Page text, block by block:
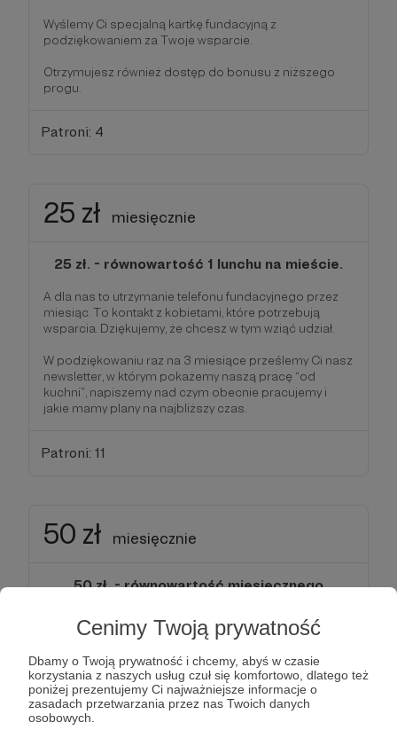
Cenimy Twoją prywatność
Dbamy o Twoją prywatność i chcemy, abyś w czasie
korzystania z naszych usług czuł się komfortowo, dlatego też
poniżej prezentujemy Ci najważniejsze informacje o
zasadach przetwarzania przez nas Twoich danych
osobowych.
Wyślemy Ci specjalną kartkę fundacyjną z
podziękowaniem za Twoje wsparcie.
Otrzymujesz również dostęp do bonusu z niższego
progu.
Patroni: 4
25 zł miesięcznie
25 zł. - równowartość 1 lunchu na mieście.
A dla nas to utrzymanie telefonu fundacyjnego przez
miesiąc. To kontakt z kobietami, które potrzebują
wsparcia. Dziękujemy, że chcesz w tym wziąć udział.
W podziękowaniu raz na 3 miesiące prześlemy Ci nasz
newsletter, w którym pokażemy naszą pracę “od
kuchni”, napiszemy nad czym obecnie pracujemy i
jakie mamy plany na najbliższy czas.
Patroni: 11
50 zł miesięcznie
50 zł. - równowartość miesięcznego
Wow! Dziękujemy za ta tak hojne wsparcie! Zaprosimy
bezpośredni kontakt z nami oraz innymi Patronami.
Otrzymujesz również dostęp do bonusów z niższych
progów.